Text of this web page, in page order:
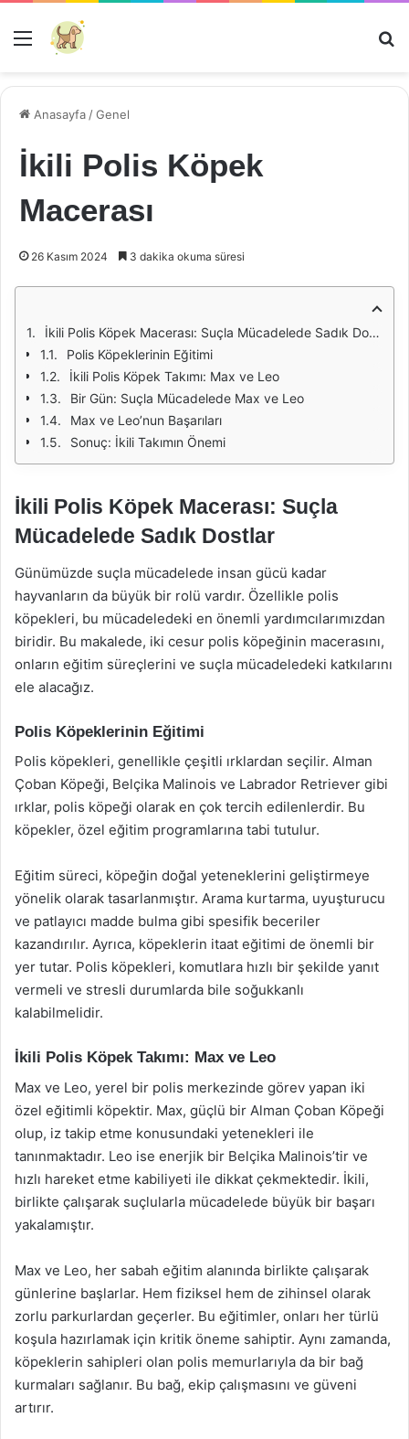
Menü
Anasayfa /Genel
İkili Polis Köpek
Macerası
26 Kasım 2024 3 dakika okuma süresi
İkili Polis Köpek Macerası: Suçla Mücadelede Sadık Dostlar
Polis Köpeklerinin Eğitimi
İkili Polis Köpek Takımı: Max ve Leo
Bir Gün: Suçla Mücadelede Max ve Leo
Max ve Leo’nun Başarıları
Sonuç: İkili Takımın Önemi
İkili Polis Köpek Macerası: Suçla
Mücadelede Sadık Dostlar
Günümüzde suçla mücadelede insan gücü kadar
hayvanların da büyük bir rolü vardır. Özellikle polis
köpekleri, bu mücadeledeki en önemli yardımcılarımızdan
biridir. Bu makalede, iki cesur polis köpeğinin macerasını,
onların eğitim süreçlerini ve suçla mücadeledeki katkılarını
ele alacağız.
Polis Köpeklerinin Eğitimi
Polis köpekleri, genellikle çeşitli ırklardan seçilir. Alman
Çoban Köpeği, Belçika Malinois ve Labrador Retriever gibi
ırklar, polis köpeği olarak en çok tercih edilenlerdir. Bu
köpekler, özel eğitim programlarına tabi tutulur.
Eğitim süreci, köpeğin doğal yeteneklerini geliştirmeye
yönelik olarak tasarlanmıştır. Arama kurtarma, uyuşturucu
ve patlayıcı madde bulma gibi spesifik beceriler
kazandırılır. Ayrıca, köpeklerin itaat eğitimi de önemli bir
yer tutar. Polis köpekleri, komutlara hızlı bir şekilde yanıt
vermeli ve stresli durumlarda bile soğukkanlı
kalabilmelidir.
İkili Polis Köpek Takımı: Max ve Leo
Max ve Leo, yerel bir polis merkezinde görev yapan iki
özel eğitimli köpektir. Max, güçlü bir Alman Çoban Köpeği
olup, iz takip etme konusundaki yetenekleri ile
tanınmaktadır. Leo ise enerjik bir Belçika Malinois’tir ve
hızlı hareket etme kabiliyeti ile dikkat çekmektedir. İkili,
birlikte çalışarak suçlularla mücadelede büyük bir başarı
yakalamıştır.
Max ve Leo, her sabah eğitim alanında birlikte çalışarak
günlerine başlarlar. Hem fiziksel hem de zihinsel olarak
zorlu parkurlardan geçerler. Bu eğitimler, onları her türlü
koşula hazırlamak için kritik öneme sahiptir. Aynı zamanda,
köpeklerin sahipleri olan polis memurlarıyla da bir bağ
kurmaları sağlanır. Bu bağ, ekip çalışmasını ve güveni
artırır.